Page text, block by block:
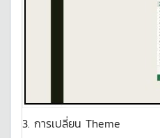
3. การเปลี่ยน Theme